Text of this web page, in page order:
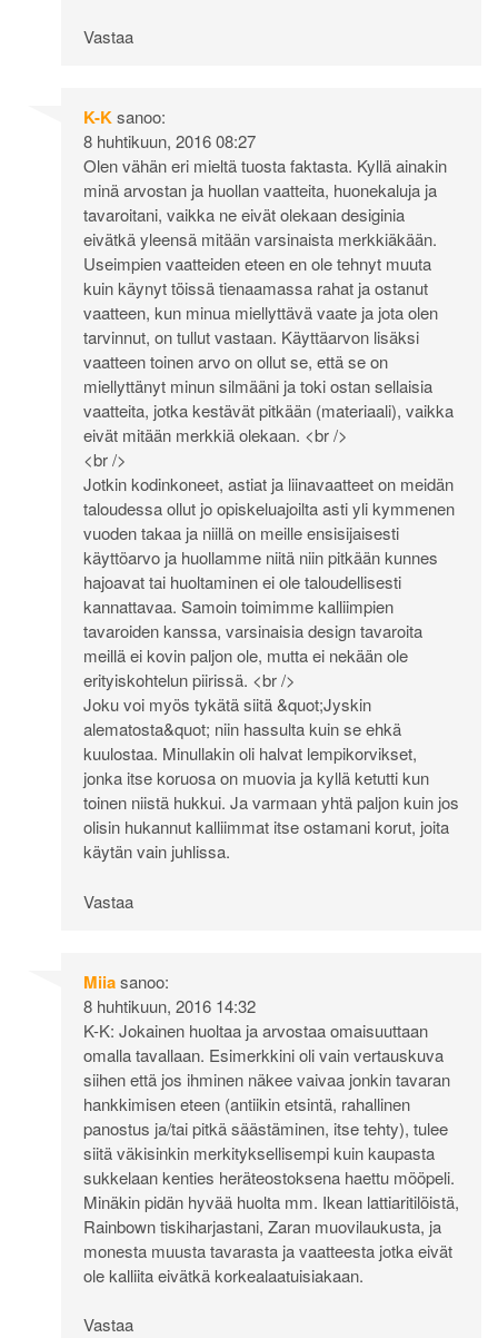
Vastaa
K-Ksanoo:
8 huhtikuun, 2016 08:27
Olen vähän eri mieltä tuosta faktasta. Kyllä ainakin
minä arvostan ja huollan vaatteita, huonekaluja ja
tavaroitani, vaikka ne eivät olekaan desiginia
eivätkä yleensä mitään varsinaista merkkiäkään.
Useimpien vaatteiden eteen en ole tehnyt muuta
kuin käynyt töissä tienaamassa rahat ja ostanut
vaatteen, kun minua miellyttävä vaate ja jota olen
tarvinnut, on tullut vastaan. Käyttäarvon lisäksi
vaatteen toinen arvo on ollut se, että se on
miellyttänyt minun silmääni ja toki ostan sellaisia
vaatteita, jotka kestävät pitkään (materiaali), vaikka
eivät mitään merkkiä olekaan. <br />
<br />
Jotkin kodinkoneet, astiat ja liinavaatteet on meidän
taloudessa ollut jo opiskeluajoilta asti yli kymmenen
vuoden takaa ja niillä on meille ensisijaisesti
käyttöarvo ja huollamme niitä niin pitkään kunnes
hajoavat tai huoltaminen ei ole taloudellisesti
kannattavaa. Samoin toimimme kalliimpien
tavaroiden kanssa, varsinaisia design tavaroita
meillä ei kovin paljon ole, mutta ei nekään ole
erityiskohtelun piirissä. <br />
Joku voi myös tykätä siitä &quot;Jyskin
alematosta&quot; niin hassulta kuin se ehkä
kuulostaa. Minullakin oli halvat lempikorvikset,
jonka itse koruosa on muovia ja kyllä ketutti kun
toinen niistä hukkui. Ja varmaan yhtä paljon kuin jos
olisin hukannut kalliimmat itse ostamani korut, joita
käytän vain juhlissa.
Vastaa
Miiasanoo:
8 huhtikuun, 2016 14:32
K-K: Jokainen huoltaa ja arvostaa omaisuuttaan
omalla tavallaan. Esimerkkini oli vain vertauskuva
siihen että jos ihminen näkee vaivaa jonkin tavaran
hankkimisen eteen (antiikin etsintä, rahallinen
panostus ja/tai pitkä säästäminen, itse tehty), tulee
siitä väkisinkin merkityksellisempi kuin kaupasta
sukkelaan kenties heräteostoksena haettu mööpeli.
Minäkin pidän hyvää huolta mm. Ikean lattiaritilöistä,
Rainbown tiskiharjastani, Zaran muovilaukusta, ja
monesta muusta tavarasta ja vaatteesta jotka eivät
ole kalliita eivätkä korkealaatuisiakaan.
Vastaa